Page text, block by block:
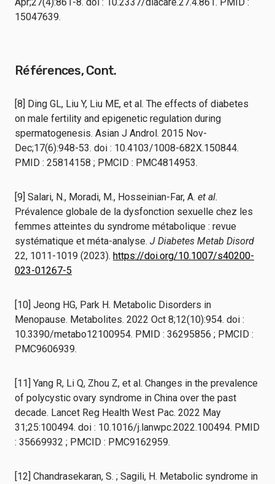
15047639.
Références, Cont.
[8] Ding GL, Liu Y, Liu ME, et al. The effects of diabetes
on male fertility and epigenetic regulation during
spermatogenesis. Asian J Androl. 2015 Nov-
Dec;17(6):948-53. doi : 10.4103/1008-682X.150844.
PMID : 25814158 ; PMCID : PMC4814953.
[9] Salari, N., Moradi, M., Hosseinian-Far, A. et al.
Prévalence globale de la dysfonction sexuelle chez les
femmes atteintes du syndrome métabolique : revue
systématique et méta-analyse. J Diabetes Metab Disord
22, 1011-1019 (2023). https://doi.org/10.1007/s40200-
023-01267-5
[10] Jeong HG, Park H. Metabolic Disorders in
Menopause. Metabolites. 2022 Oct 8;12(10):954. doi :
10.3390/metabo12100954. PMID : 36295856 ; PMCID :
PMC9606939.
[11] Yang R, Li Q, Zhou Z, et al. Changes in the prevalence
of polycystic ovary syndrome in China over the past
decade. Lancet Reg Health West Pac. 2022 May
31;25:100494. doi : 10.1016/j.lanwpc.2022.100494. PMID
: 35669932 ; PMCID : PMC9162959.
[12] Chandrasekaran, S. ; Sagili, H. Metabolic syndrome in